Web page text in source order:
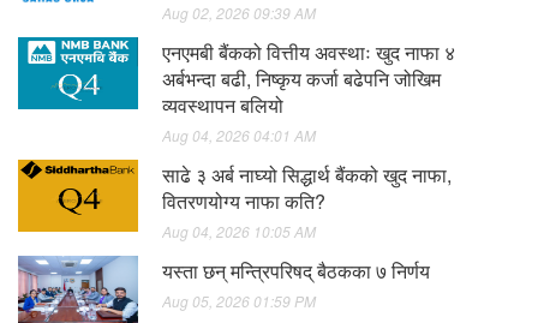
Aug 02, 2026 09:39 AM
एनएमबी बैंकको वित्तीय अवस्थाः खुद नाफा ४
अर्बभन्दा बढी, निष्कृय कर्जा बढेपनि जोखिम
व्यवस्थापन बलियो
Aug 04, 2026 04:01 AM
साढे ३ अर्ब नाघ्यो सिद्धार्थ बैंकको खुद नाफा,
वितरणयोग्य नाफा कति?
Aug 04, 2026 10:05 AM
यस्ता छन् मन्त्रिपरिषद् बैठकका ७ निर्णय
Aug 05, 2026 01:59 PM